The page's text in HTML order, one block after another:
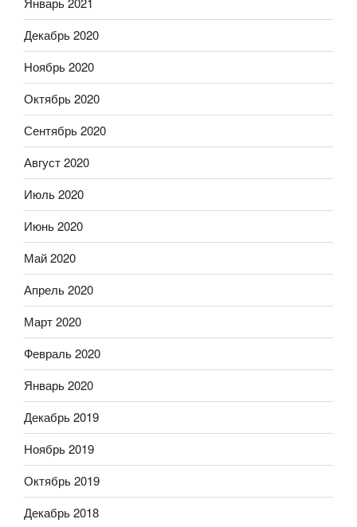
Декабрь 2020
Ноябрь 2020
Октябрь 2020
Сентябрь 2020
Август 2020
Июль 2020
Июнь 2020
Май 2020
Апрель 2020
Март 2020
Февраль 2020
Январь 2020
Декабрь 2019
Ноябрь 2019
Октябрь 2019
Декабрь 2018